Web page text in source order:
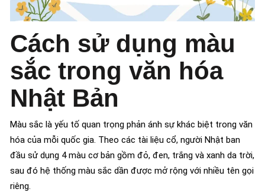
Cách sử dụng màu
sắc trong văn hóa
Nhật Bản
Màu sắc là yếu tố quan trọng phản ánh sự khác biệt trong văn
hóa của mỗi quốc gia. Theo các tài liệu cổ, người Nhật ban
đầu sử dụng 4 màu cơ bản gồm đỏ, đen, trắng và xanh da trời,
sau đó hệ thống màu sắc dần được mở rộng với nhiều tên gọi
riêng.